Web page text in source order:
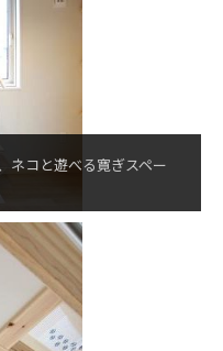
ネコと遊べる寛ぎスペー